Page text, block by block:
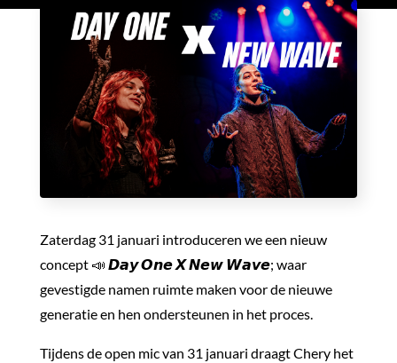
Zaterdag 31 januari introduceren we een nieuw
concept 📣 𝘿𝙖𝙮 𝙊𝙣𝙚 𝙓 𝙉𝙚𝙬 𝙒𝙖𝙫𝙚; waar
gevestigde namen ruimte maken voor de nieuwe
generatie en hen ondersteunen in het proces.
Tijdens de open mic van 31 januari draagt Chery het